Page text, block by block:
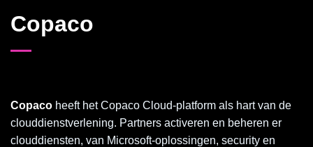
Copaco
Copaco heeft het Copaco Cloud-platform als hart van de
clouddienstverlening. Partners activeren en beheren er
clouddiensten, van Microsoft-oplossingen, security en